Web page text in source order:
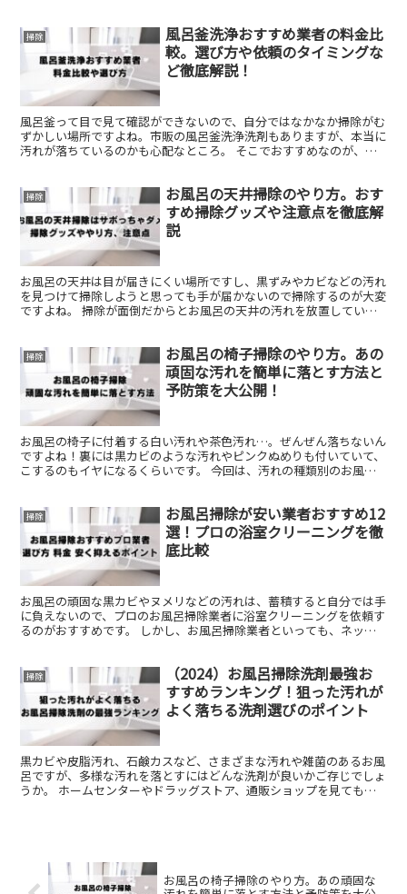
掃除
風呂釜洗浄おすすめ業者の料金比
較。選び方や依頼のタイミングな
ど徹底解説！
風呂釜って目で見て確認ができないので、自分ではなかなか掃除がむ
ずかしい場所ですよね。市販の風呂釜洗浄洗剤もありますが、本当に
汚れが落ちているのかも心配なところ。 そこでおすすめなのが、プ
掃除
お風呂の天井掃除のやり方。おす
すめ掃除グッズや注意点を徹底解
説
お風呂の天井は目が届きにくい場所ですし、黒ずみやカビなどの汚れ
を見つけて掃除しようと思っても手が届かないので掃除するのが大変
ですよね。 掃除が面倒だからとお風呂の天井の汚れを放置している
掃除
お風呂の椅子掃除のやり方。あの
頑固な汚れを簡単に落とす方法と
予防策を大公開！
お風呂の椅子に付着する白い汚れや茶色汚れ…。ぜんぜん落ちないん
ですよね！裏には黒カビのような汚れやピンクぬめりも付いていて、
こするのもイヤになるくらいです。 今回は、汚れの種類別のお風呂
掃除
お風呂掃除が安い業者おすすめ12
選！プロの浴室クリーニングを徹
底比較
お風呂の頑固な黒カビやヌメリなどの汚れは、蓄積すると自分では手
に負えないので、プロのお風呂掃除業者に浴室クリーニングを依頼す
るのがおすすめです。 しかし、お風呂掃除業者といっても、ネット
掃除
（2024）お風呂掃除洗剤最強お
すすめランキング！狙った汚れが
よく落ちる洗剤選びのポイント
黒カビや皮脂汚れ、石鹸カスなど、さまざまな汚れや雑菌のあるお風
呂ですが、多様な汚れを落とすにはどんな洗剤が良いかご存じでしょ
うか。 ホームセンターやドラッグストア、通販ショップを見ても、
お風呂の椅子掃除のやり方。あの頑固な